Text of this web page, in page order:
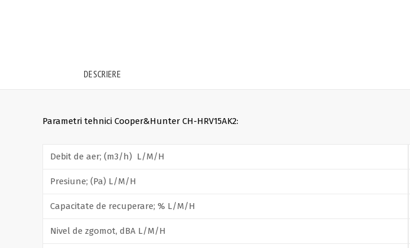
DESCRIERE
Parametri tehnici Cooper&Hunter CH-HRV15AK2:
Debit de aer; (m3/h) L/M/H
Presiune; (Pa) L/M/H
Capacitate de recuperare; % L/M/H
Nivel de zgomot, dBA L/M/H